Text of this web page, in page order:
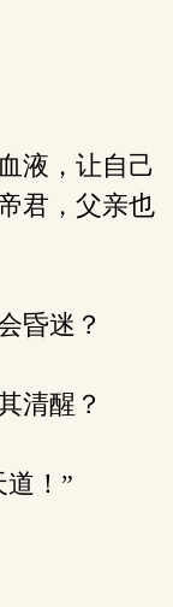
液，让自己
君，父亲也
昏迷？
清醒？
！”